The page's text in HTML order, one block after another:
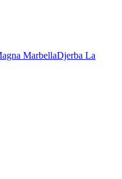
MarbellaDjerba La